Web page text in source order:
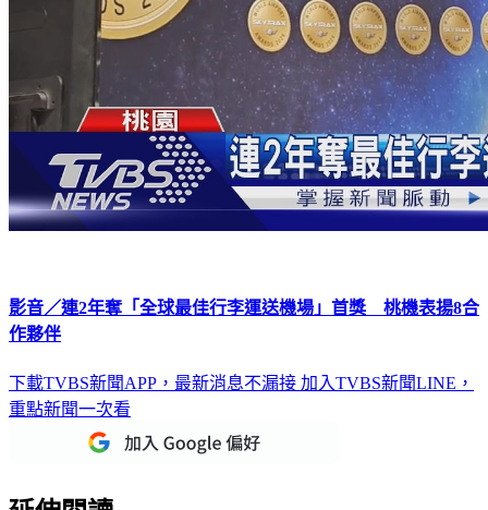
影音／連2年奪「全球最佳行李運送機場」首獎 桃機表揚8合
作夥伴
下載TVBS新聞APP，最新消息不漏接 加入TVBS新聞LINE，
重點新聞一次看